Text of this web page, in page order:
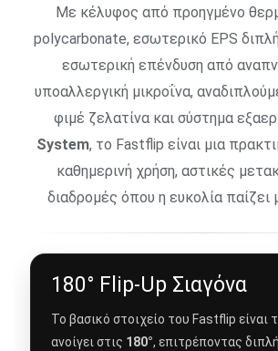
Με κέλυφος από προηγμένο
polycarbonate, εσωτερικό EPS
εσωτερική επένδυση από
υποαλλεργική μικροΐνα,
φιμέ ζελατίνα και σύστημα
System, το Fastflip είναι μια
καθημερινή χρήση, αστικές
διαδρομές όπου η ευκολία παίζει
180° Flip-Up Σιαγόνα
Το βασικό στοιχείο του Fastflip είναι
ανοίγει στις 180°, επιτρέποντας